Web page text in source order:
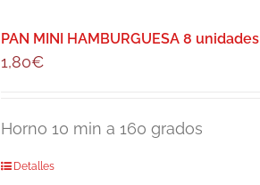
PAN MINI HAMBURGUESA 8 unidades
1,80€
Horno 10 min a 160 grados
Detalles